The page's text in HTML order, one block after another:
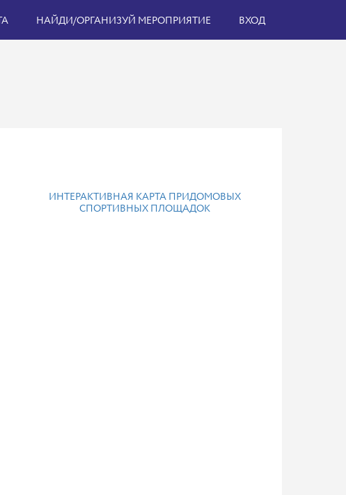
НАЙДИ/ОРГАНИЗУЙ МЕРОПРИЯТИЕ ВХОД
ИНТЕРАКТИВНАЯ КАРТА ПРИДОМОВЫХ
СПОРТИВНЫХ ПЛОЩАДОК